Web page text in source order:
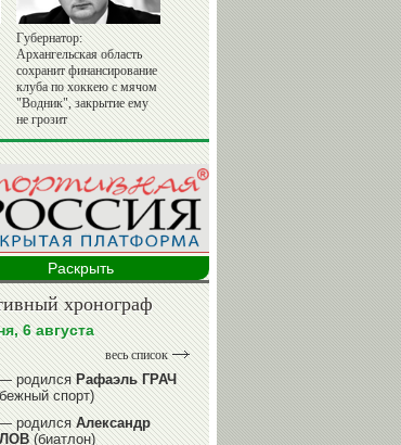
Губернатор:
Архангельская область
сохранит финансирование
клуба по хоккею с мячом
"Водник", закрытие ему
не грозит
Раскрыть
хронограф
6 августа
весь список
родилсяРафаэль ГРАЧ
спорт)
родилсяАлександр
(биатлон)